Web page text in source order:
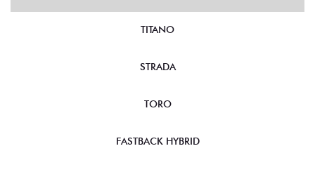
TITANO
STRADA
TORO
FASTBACK HYBRID